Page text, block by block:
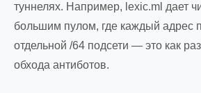
туннелях. Например, lexic.ml дает
большим пулом, где каждый адрес
отдельной /64 подсети — это как
обхода антиботов.